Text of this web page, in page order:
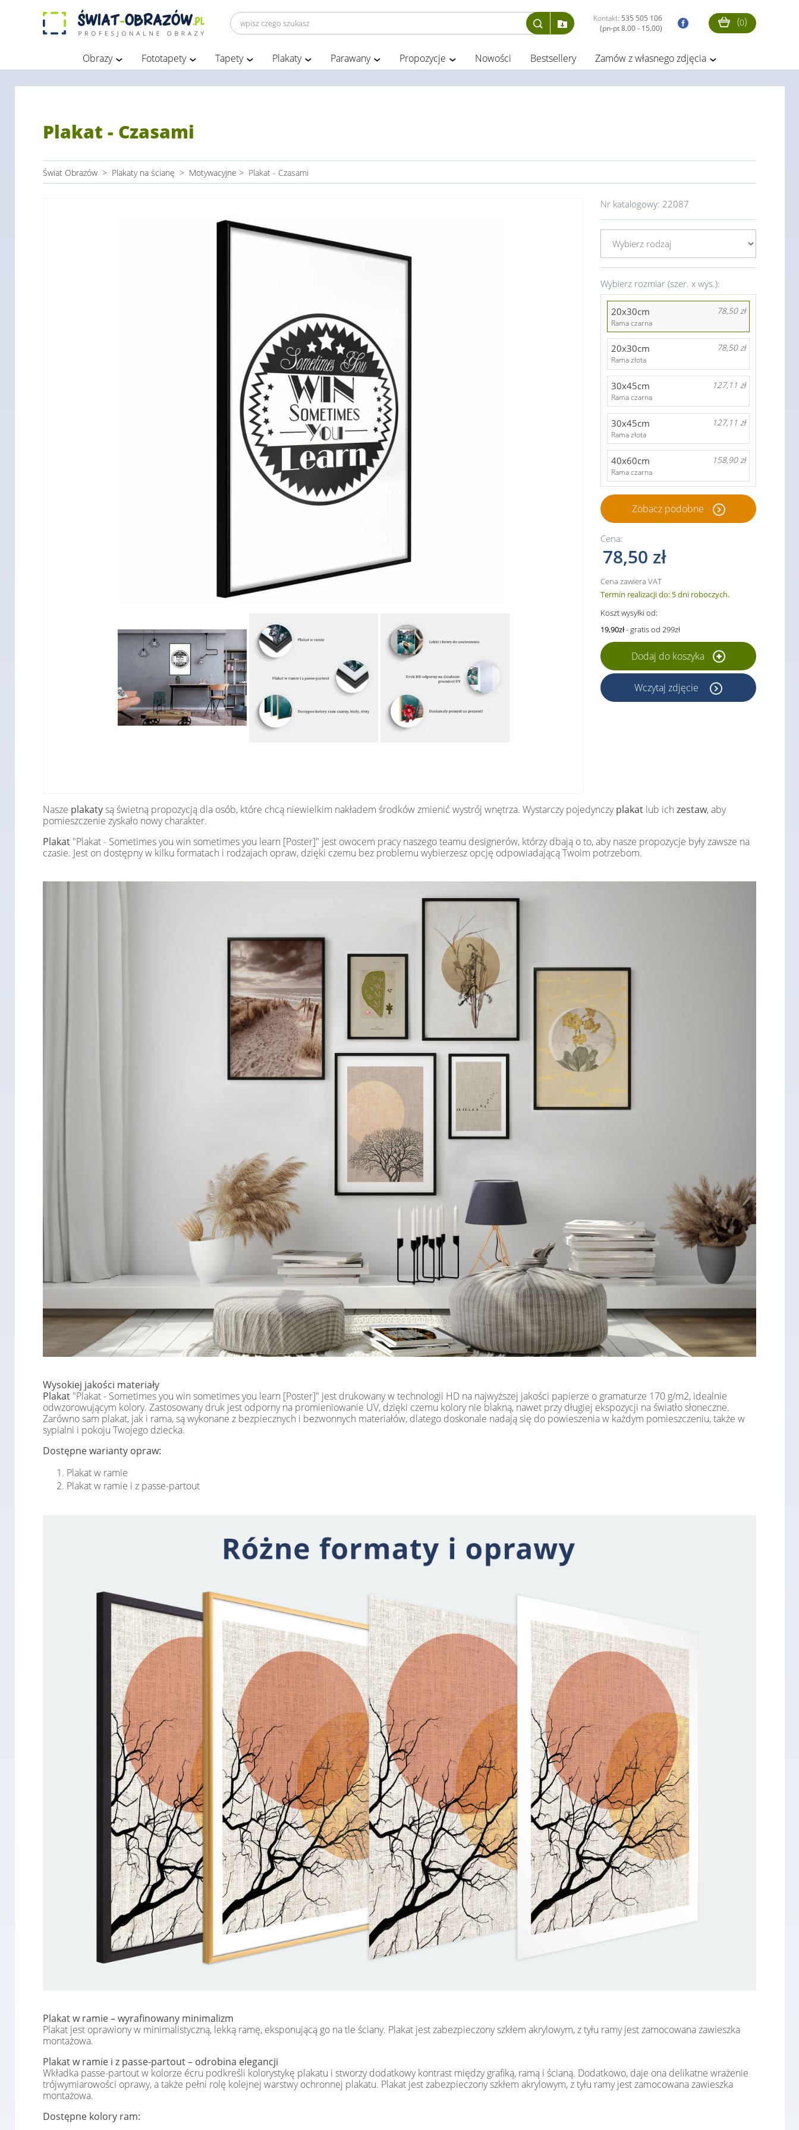
Kontakt: 535 505 106
(pn-pt 8.00 - 15.00)
(0)
Obrazy Fototapety Tapety Plakaty Parawany Propozycje Nowości Bestsellery Zamów z własnego zdjęcia
Plakat - Czasami
Świat Obrazów > Plakaty na ścianę > Motywacyjne > Plakat - Czasami
Nr katalogowy: 22087
Wybierz rozmiar (szer. x wys.):
20x30cm 78,50 zł
Rama czarna
20x30cm 78,50 zł
Rama złota
30x45cm 127,11 zł
Rama czarna
30x45cm 127,11 zł
Rama złota
40x60cm 158,90 zł
Rama czarna
Zobacz podobne
Cena:
78,50 zł
Cena zawiera VAT
Termin realizacji do: 5 dni roboczych.
Koszt wysyłki od:
19,90zł- gratis od 299zł
Dodaj do koszyka
Wczytaj zdjęcie
Nasze plakatysą świetną propozycją dla osób, które chcą niewielkim nakładem środków zmienić wystrój wnętrza. Wystarczy pojedynczyplakat lub ich zestaw, aby
pomieszczenie zyskało nowy charakter.
Plakat "Plakat - Sometimes you win sometimes you learn [Poster]" jest owocem pracy naszego teamu designerów, którzy dbają o to, aby nasze propozycje były zawsze na
czasie. Jest on dostępny w kilku formatach i rodzajach opraw, dzięki czemu bez problemu wybierzesz opcję odpowiadającą Twoim potrzebom.
Wysokiej jakości materiały
Plakat "Plakat - Sometimes you win sometimes you learn [Poster]" jest drukowany w technologii HD na najwyższej jakości papierze o gramaturze 170 g/m2, idealnie
odwzorowującym kolory. Zastosowany druk jest odporny na promieniowanie UV, dzięki czemu kolory nie blakną, nawet przy długiej ekspozycji na światło słoneczne.
Zarówno sam plakat, jak i rama, są wykonane z bezpiecznych i bezwonnych materiałów, dlatego doskonale nadają się do powieszenia w każdym pomieszczeniu, także w
sypialni i pokoju Twojego dziecka.
Dostępne warianty opraw:
Plakat w ramie
Plakat w ramie i z passe-partout
Plakat w ramie – wyrafinowany minimalizm
Plakat jest oprawiony w minimalistyczną, lekką ramę, eksponującą go na tle ściany. Plakat jest zabezpieczony szkłem akrylowym, z tyłu ramy jest zamocowana zawieszka
montażowa.
Plakat w ramie i z passe-partout – odrobina elegancji
Wkładka passe-partout w kolorze écru podkreśli kolorystykę plakatu i stworzy dodatkowy kontrast między grafiką, ramą i ścianą. Dodatkowo, daje ona delikatne wrażenie
trójwymiarowości oprawy, a także pełni rolę kolejnej warstwy ochronnej plakatu. Plakat jest zabezpieczony szkłem akrylowym, z tyłu ramy jest zamocowana zawieszka
montażowa.
Dostępne kolory ram: